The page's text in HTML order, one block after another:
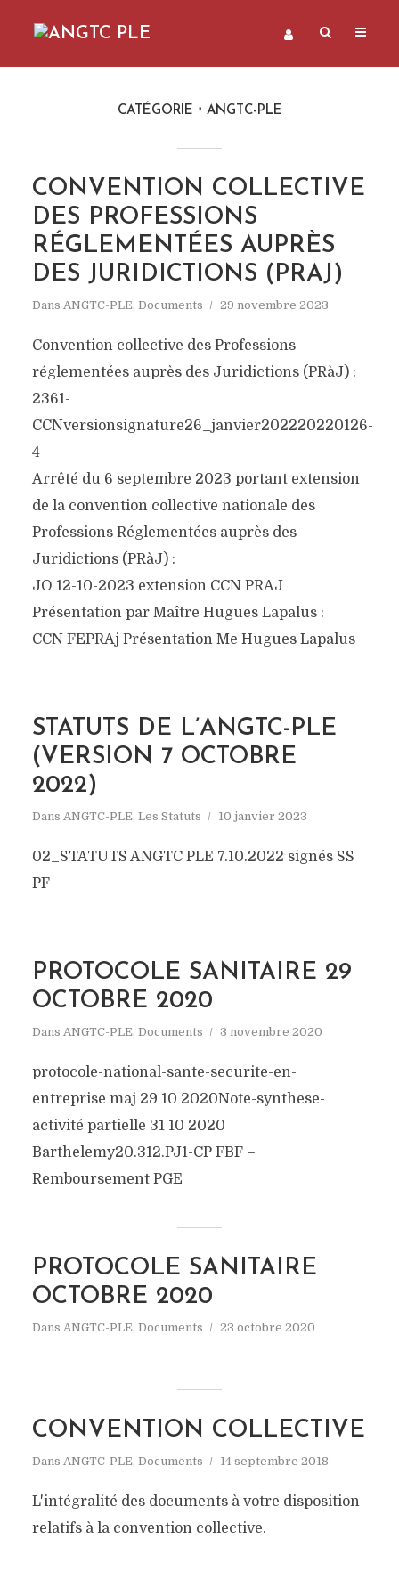
CATÉGORIE ANGTC-PLE
CONVENTION COLLECTIVE
DES PROFESSIONS
RÉGLEMENTÉES AUPRÈS
DES JURIDICTIONS (PRAJ)
Dans ANGTC-PLE, Documents 29 novembre 2023
Convention collective des Professions
réglementées auprès des Juridictions (PRàJ) :
2361-
CCNversionsignature26_janvier202220220126-
4
Arrêté du 6 septembre 2023 portant extension
de la convention collective nationale des
Professions Réglementées auprès des
Juridictions (PRàJ) :
JO 12-10-2023 extension CCN PRAJ
Présentation par Maître Hugues Lapalus :
CCN FEPRAj Présentation Me Hugues Lapalus
STATUTS DE L’ANGTC-PLE
(VERSION 7 OCTOBRE
2022)
Dans ANGTC-PLE, Les Statuts 10 janvier 2023
02_STATUTS ANGTC PLE 7.10.2022 signés SS
PF
PROTOCOLE SANITAIRE 29
OCTOBRE 2020
Dans ANGTC-PLE, Documents 3 novembre 2020
protocole-national-sante-securite-en-
entreprise maj 29 10 2020Note-synthese-
activité partielle 31 10 2020
Barthelemy20.312.PJ1-CP FBF –
Remboursement PGE
PROTOCOLE SANITAIRE
OCTOBRE 2020
Dans ANGTC-PLE, Documents 23 octobre 2020
CONVENTION COLLECTIVE
Dans ANGTC-PLE, Documents 14 septembre 2018
L'intégralité des documents à votre disposition
relatifs à la convention collective.